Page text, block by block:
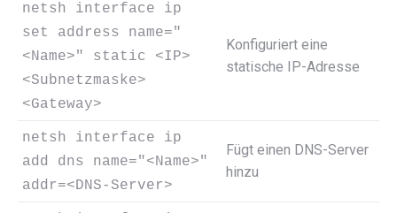
netsh interface ip
set address name="
<Name>" static <IP>
<Subnetzmaske>
<Gateway>
Konfiguriert eine
statische IP-Adresse
netsh interface ip
add dns name="<Name>"
addr=<DNS-Server>
Fügt einen DNS-Server
hinzu